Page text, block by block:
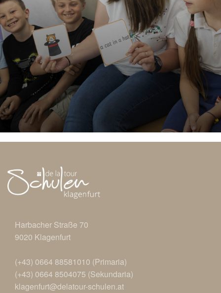
Harbacher Straße 70
9020 Klagenfurt
(+43) 0664 88581010 (Primaria)
(+43) 0664 8504075 (Sekundaria)
klagenfurt@delatour-schulen.at